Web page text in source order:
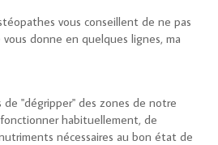
vous conseillent de ne pas
donne en quelques lignes, ma
de "dégripper" des zones de notre
habituellement, de
nécessaires au bon état de